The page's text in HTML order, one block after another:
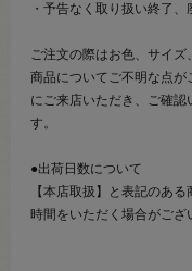
・予告なく取り扱い終了
ご注文の際はお色、サイズ
商品についてご不明な点が
にご来店いただき、ご確認
す。
●出荷日数について
【本店取扱】と表記のあ
時間をいただく場合がござ